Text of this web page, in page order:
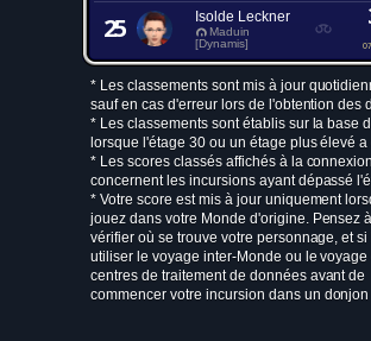
25 Isolde Leckner
Maduin
[Dynamis]
* Les classements sont mis à jour
sauf en cas d'erreur lors de l'obtention des
* Les classements sont établis sur la base
lorsque l'étage 30 ou un étage plus élevé a
* Les scores classés affichés à la connexion
concernent les incursions ayant dépassé
* Votre score est mis à jour uniquement
jouez dans votre Monde d'origine. Pensez
vérifier où se trouve votre personnage, et
utiliser le voyage inter-Monde ou le voyage
centres de traitement de données avant de
commencer votre incursion dans un